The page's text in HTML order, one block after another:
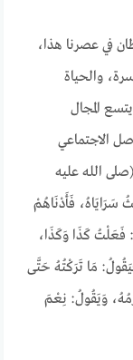
في عصرنا هذا،
والحياة
المجال
الاجتماعي
الله عليه
سَرَايَاهُ، فَأَدْنَاهُمْ
فَعَلْتُ كَذَا وَكَذَا،
مَا تَرَكْتُهُ حَتَّى
وَيَقُولُ: نِعْمَ